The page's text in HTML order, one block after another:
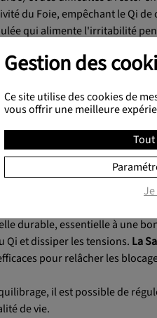
du Foie, empêchant le Qi
qui alimente l'irritabilité
et durable
contrer l'irritabilité, la
calmer le Shen et favoriser un
pour éviter l'excès de
stabiliser les émotions et à
(Sclérotium Poria cocos) et
calmer l'esprit avant le
il est possible de
durable, essentielle à une
et dissiper les tensions. La
pour relâcher les
il est possible de
de vie.
Gestion des
Ce site utilise des cookies de
vous offrir une meilleure